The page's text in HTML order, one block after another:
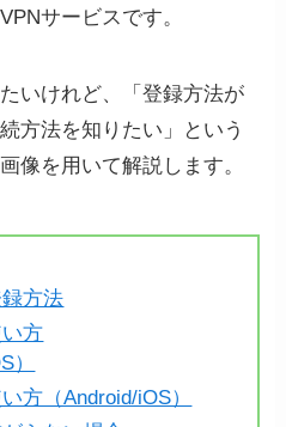
サービスです。
いけれど、「登録方法が
方法を知りたい」という
像を用いて解説します。
方法
方
）
方（Android/iOS）